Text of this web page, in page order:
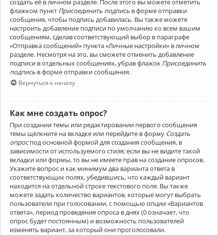
флажком пункт Присоединить подпись в форме отправки
сообщения, чтобы подпись добавилась. Вы также можете
настроить добавление подписи по умолчанию ко всем вашим
сообщениям, сделав соответствующий выбор в параграфе
«Отправка сообщений» пункта «Личные настройки» в личном
разделе. Несмотря на это, вы сможете отменить добавление
подписи в отдельных сообщениях, убрав флажок Присоединить
подпись в форме отправки сообщения.
Вернуться к началу
Как мне создать опрос?
При создании темы или редактировании первого сообщения
темы щёлкните на вкладке или перейдите в форму Создать
опроспод основной формой для создания сообщения, в
зависимости от используемого стиля; если вы не видите такой
вкладки или формы, то вы не имеете прав на создание опросов.
Укажите вопрос и как минимум два варианта ответа в
соответствующих полях, убедившись, что каждый вариант
находится на отдельной строке текстового поля. Вы также
можете задать количество вариантов, которые могут выбрать
пользователи при голосовании, с помощью опции «Вариантов
ответа», период проведения опроса в днях (0 означает, что
опрос будет постоянным) и возможность пользователей
изменять вариант, за который они проголосовали.